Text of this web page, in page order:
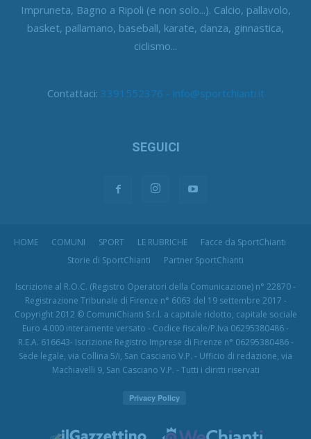
Impruneta, Bagno a Ripoli (e non solo...). Calcio, pallavolo,
basket, pallamano, baseball, karate, danza, ginnastica,
ciclismo...
Contattaci: 3391552376 - info@sportchianti.it
SEGUICI
HOME COMUNI SPORT LE RUBRICHE
Facce da SportChianti
Storie di SportChianti
Partner SportChianti
Iscrizione al R.O.C. (Registro Operatori della Comunicazione) n° 22870 -
Registrazione Tribunale di Firenze n° 6063 del 19 settembre 2017 -
Copyright 2012 © ComuniChianti S.r.l. a capitale ridotto, capitale sociale
Euro 4.000 interamente versato - Codice fiscale/P.Iva 06295380486 -
R.E.A. 616643- Iscrizione Registro Imprese di Firenze n° 06295380486 -
Sede legale, via Collina 5/i, San Casciano V.P. - Ufficio di redazione, via
Machiavelli 9, San Casciano V.P. - Tutti i diritti riservati